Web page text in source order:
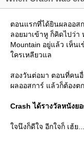
ตอนแรกที่ได้ยินผลออส
ลอยมาเข้าหู ก็คิดไปว่า
Mountain อยู่แล้ว เห็น
ครเหลียวแล
สองวันต่อมา ตอนที่คน
ผลออสการ์ แล้วก็ต้องต
Crash ได้รางวัลหนังย
จนึงก็ดีใจ อีกใจก็ เฮ้ย